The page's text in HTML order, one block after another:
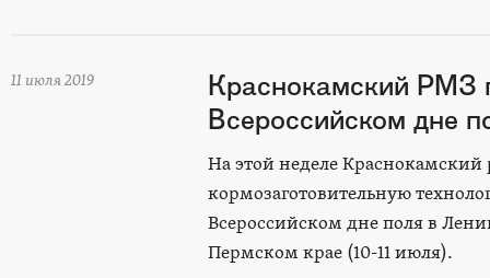
11 июля 2019
Краснокамский РМЗ
Всероссийском дне
На этой неделе
кормозаготовительную
Всероссийском дне поля в
Пермском крае (10-11 июля).